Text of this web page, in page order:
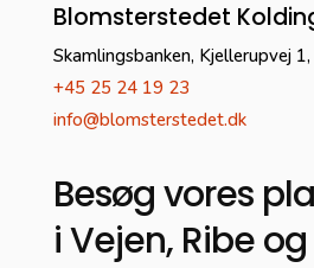
Blomsterstedet
Skamlingsbanken, Kjellerupvej
+45 25 24 19 23
info@blomsterstedet.dk
Besøg vores
i Vejen, Ribe